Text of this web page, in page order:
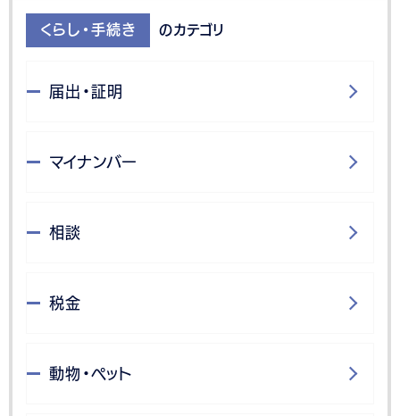
くらし・手続き のカテゴリ
届出・証明
マイナンバー
相談
税金
動物・ペット